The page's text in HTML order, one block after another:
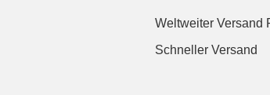
Weltweiter Versand
Schneller Versand